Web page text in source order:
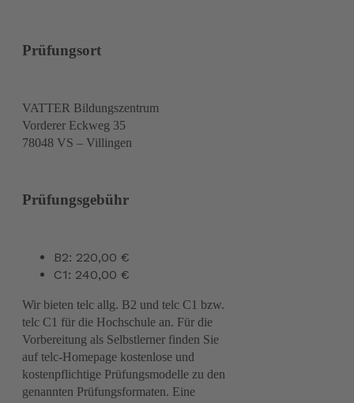
Prüfungsort
VATTER Bildungszentrum
Vorderer Eckweg 35
78048 VS – Villingen
Prüfungsgebühr
B2: 220,00 €
C1: 240,00 €
Wir bieten telc allg. B2 und telc C1 bzw.
telc C1 für die Hochschule an. Für die
Vorbereitung als Selbstlerner finden Sie
auf telc-Homepage kostenlose und
kostenpflichtige Prüfungsmodelle zu den
genannten Prüfungsformaten. Eine